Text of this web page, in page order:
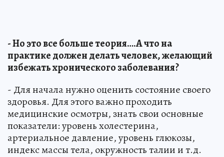
- Но это все больше теория….А что на
практике должен делать человек, желающий
избежать хронического заболевания?
- Для начала нужно оценить состояние своего
здоровья. Для этого важно проходить
медицинские осмотры, знать свои основные
показатели: уровень холестерина,
артериальное давление, уровень глюкозы,
индекс массы тела, окружность талии и т.д.